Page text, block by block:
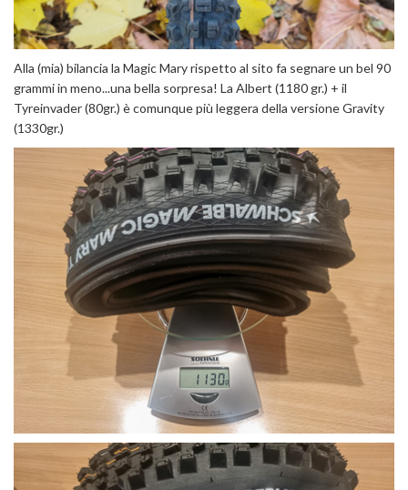
Alla (mia) bilancia la Magic Mary rispetto al sito fa segnare un bel 90
grammi in meno...una bella sorpresa! La Albert (1180 gr.) + il
Tyreinvader (80gr.) è comunque più leggera della versione Gravity
(1330gr.)